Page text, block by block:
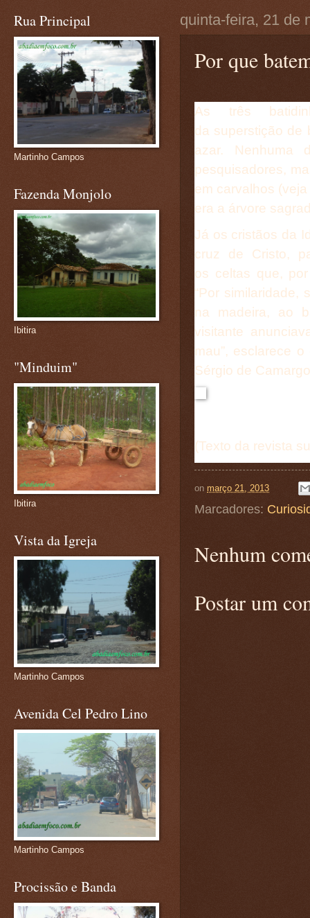
quinta-feira, 21 de
Por que
As três
da superstição de
azar. Nenhuma
pesquisadores,
em carvalhos
era a árvore
Já os cristãos da
cruz de Cristo,
os celtas que,
“Por similaridade,
na madeira, ao
visitante
mau”, esclarece
Sérgio de
(Texto da revista
on março 21, 2013
Marcadores:
Nenhum
Postar um
Rua Principal
Martinho Campos
Fazenda Monjolo
Ibitira
"Minduim"
Ibitira
Vista da Igreja
Martinho Campos
Avenida Cel Pedro Lino
Martinho Campos
Procissão e Banda